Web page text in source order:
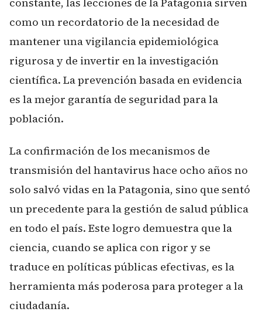
como un recordatorio de la necesidad de
mantener una vigilancia epidemiológica
rigurosa y de invertir en la investigación
científica. La prevención basada en evidencia
es la mejor garantía de seguridad para la
población.
La confirmación de los mecanismos de
transmisión del hantavirus hace ocho años no
solo salvó vidas en la Patagonia, sino que sentó
un precedente para la gestión de salud pública
en todo el país. Este logro demuestra que la
ciencia, cuando se aplica con rigor y se
traduce en políticas públicas efectivas, es la
herramienta más poderosa para proteger a la
ciudadanía.